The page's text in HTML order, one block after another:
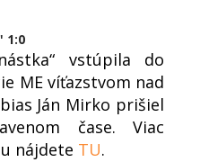
1:0
vstúpila do
ME víťazstvom nad
Ján Mirko prišiel
čase. Viac
nájdete TU.